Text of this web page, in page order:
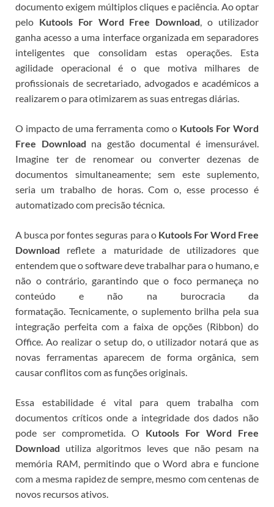
documento exigem múltiplos cliques e paciência. Ao optar
pelo Kutools For Word Free Download, o utilizador
ganha acesso a uma interface organizada em separadores
inteligentes que consolidam estas operações. Esta
agilidade operacional é o que motiva milhares de
profissionais de secretariado, advogados e académicos a
realizarem o para otimizarem as suas entregas diárias.
O impacto de uma ferramenta como o Kutools For Word
Free Download na gestão documental é imensurável.
Imagine ter de renomear ou converter dezenas de
documentos simultaneamente; sem este suplemento,
seria um trabalho de horas. Com o, esse processo é
automatizado com precisão técnica.
A busca por fontes seguras para o Kutools For Word Free
Download reflete a maturidade de utilizadores que
entendem que o software deve trabalhar para o humano, e
não o contrário, garantindo que o foco permaneça no
conteúdo e não na burocracia da
formatação. Tecnicamente, o suplemento brilha pela sua
integração perfeita com a faixa de opções (Ribbon) do
Office. Ao realizar o setup do, o utilizador notará que as
novas ferramentas aparecem de forma orgânica, sem
causar conflitos com as funções originais.
Essa estabilidade é vital para quem trabalha com
documentos críticos onde a integridade dos dados não
pode ser comprometida. O Kutools For Word Free
Download utiliza algoritmos leves que não pesam na
memória RAM, permitindo que o Word abra e funcione
com a mesma rapidez de sempre, mesmo com centenas de
novos recursos ativos.